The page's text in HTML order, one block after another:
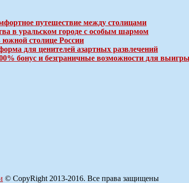
путешествие между столицами
в уральском городе с особым шармом
южной столице России
для ценителей азартных развлечений
бонус и безграничные возможности для
© CopyRight 2013-2016. Все права защищены